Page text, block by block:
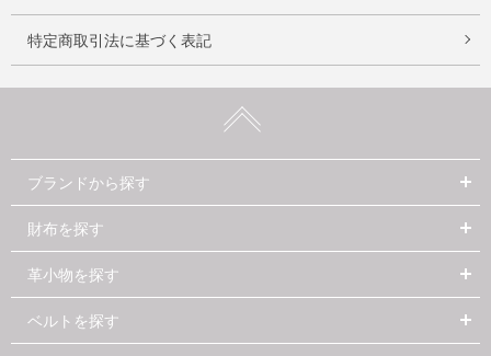
特定商取引法に基づく表記
ブランドから探す
財布を探す
革小物を探す
ベルトを探す